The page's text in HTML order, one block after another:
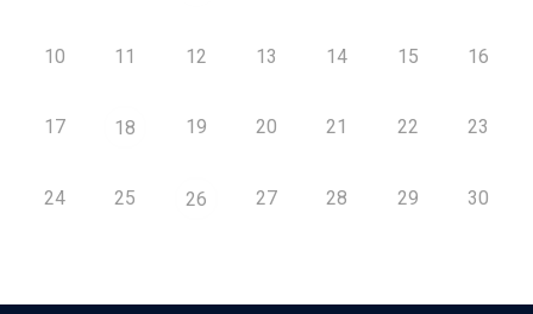
10 11 12 13 14 15 16
17 18 19 20 21 22 23
24 25 26 27 28 29 30